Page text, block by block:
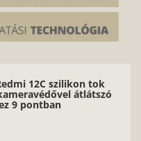
12C szilikon tok
átlátszó
9 pontban